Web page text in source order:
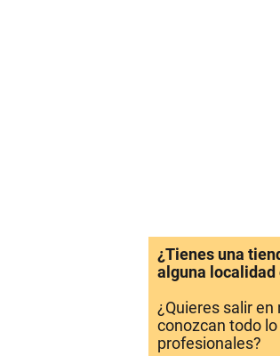
¿Tienes una
alguna localidad
¿Quieres salir
conozcan todo
profesionales?